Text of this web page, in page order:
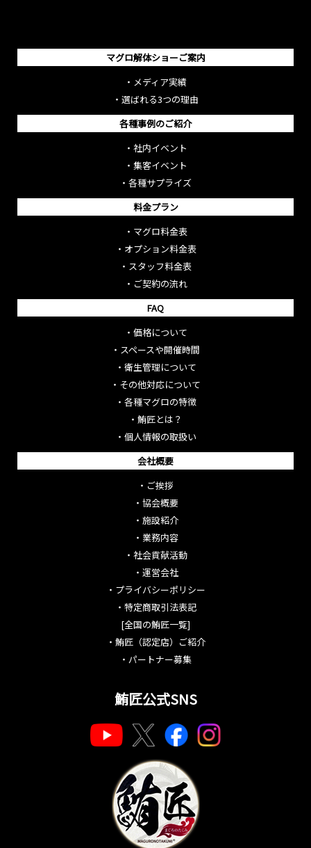
マグロ解体ショーご案内
・ メディア実績
・ 選ばれる3つの理由
各種事例のご紹介
・ 社内イベント
・ 集客イベント
・ 各種サプライズ
料金プラン
・ マグロ料金表
・ オプション料金表
・ スタッフ料金表
・ ご契約の流れ
FAQ
・ 価格について
・ スペースや開催時間
・ 衛生管理について
・ その他対応について
・ 各種マグロの特徴
・ 鮪匠とは？
・ 個人情報の取扱い
会社概要
・ ご挨拶
・ 協会概要
・ 施設紹介
・ 業務内容
・ 社会貢献活動
・ 運営会社
・ プライバシーポリシー
・ 特定商取引法表記
[全国の鮪匠一覧]
・ 鮪匠（認定店）ご紹介
・ パートナー募集
鮪匠公式SNS